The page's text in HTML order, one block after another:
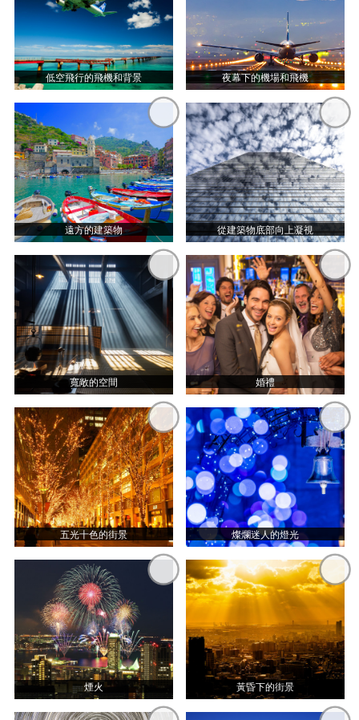
低空飛行的飛機和背景 夜幕下的機場和飛機
遠方的建築物 從建築物底部向上凝視
寬敞的空間 婚禮
五光十色的街景 燦爛迷人的燈光
煙火 黃昏下的街景